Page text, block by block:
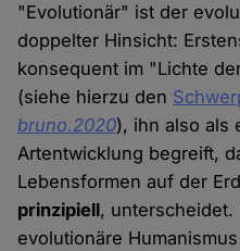
"Evolutionär" ist der
doppelter Hinsicht:
konsequent im "Lichte
(siehe hierzu den
bruno.2020), ihn also als
Artentwicklung begreift,
Lebensformen auf der
prinzipiell,
evolutionäre